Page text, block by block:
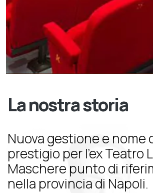
La nostra storia
Nuova gestione e nome
prestigio per l’ex Teatro
Maschere punto di
nella provincia di Napoli.